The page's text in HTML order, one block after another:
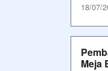
18/07/
Meja